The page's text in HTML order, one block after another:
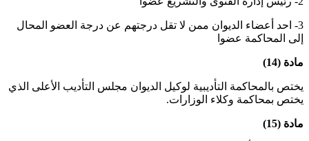
3- احد أعضاء الديوان ممن لا تقل درجتهم عن درجة العضو المحال
إلى المحاكمة عضوا
مادة (14)
يختص بالمحاكمة التأديبية لوكيل الديوان مجلس التأديب الأعلى الذي
يختص بمحاكمة وكلاء الوزارات.
مادة (15)